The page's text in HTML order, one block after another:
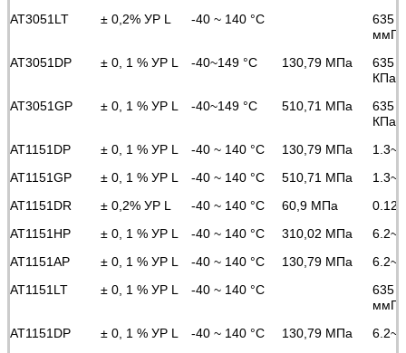
AT3051LT
± 0,2% УР L -40 ~ 140 °C
635
AT3051DP
± 0, 1 % УР L -40~149 °C 130,79 МПа
635
КПа
AT3051GP
± 0, 1 % УР L -40~149 °C 510,71 МПа
635
КПа
AT1151DP
± 0, 1 % УР L -40 ~ 140 °C 130,79 МПа
AT1151GP
± 0, 1 % УР L -40 ~ 140 °C 510,71 МПа
AT1151DR
± 0,2% УР L -40 ~ 140 °C 60,9 МПа
AT1151HP
± 0, 1 % УР L -40 ~ 140 °C 310,02 МПа
AT1151AP
± 0, 1 % УР L -40 ~ 140 °C 130,79 МПа
AT1151LT
± 0, 1 % УР L -40 ~ 140 °C
635
AT1151DP
± 0, 1 % УР L -40 ~ 140 °C 130,79 МПа